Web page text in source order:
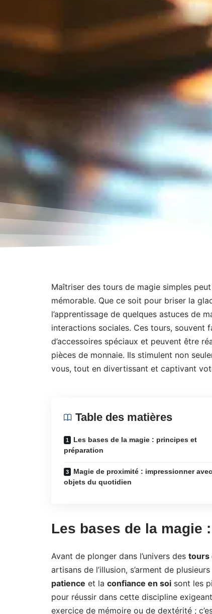
Maîtriser des tours de magie simples
mémorable. Que ce soit pour briser la
l’apprentissage de quelques astuces de
interactions sociales. Ces tours, souvent
d’accessoires spéciaux et peuvent être
pièces de monnaie. Ils stimulent non
vous, tout en divertissant et captivant
Table des matières
Les bases de la magie : principes et
préparation
Magie de proximité : impressionner
objets du quotidien
Les bases de la magie
Avant de plonger dans l’univers des tours
artisans de l’illusion, s’arment de
patience et la confiance en soi sont les
pour réussir dans cette discipline
exercice de mémoire ou de dextérité ;